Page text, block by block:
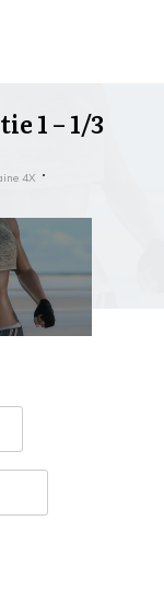
1 – 1/3
4X